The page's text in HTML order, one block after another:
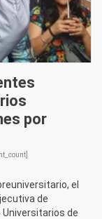
por
el
de
de